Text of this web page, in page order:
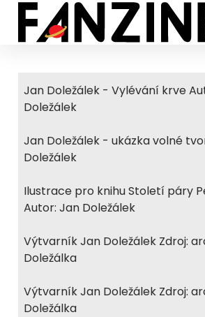
Jan Doležálek - Vylévání krve
Doležálek
Jan Doležálek - ukázka volné
Doležálek
Ilustrace pro knihu Století páry
Autor: Jan Doležálek
Výtvarník Jan Doležálek Zdroj:
Doležálka
Výtvarník Jan Doležálek Zdroj:
Doležálka